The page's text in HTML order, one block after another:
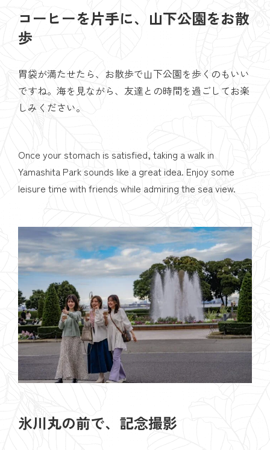
コーヒーを片手に、山下公園をお散
歩
胃袋が満たせたら、お散歩で山下公園を歩くのもいい
ですね。海を見ながら、友達との時間を過ごしてお楽
しみください。
Once your stomach is satisfied, taking a walk in
Yamashita Park sounds like a great idea. Enjoy some
leisure time with friends while admiring the sea view.
氷川丸の前で、記念撮影